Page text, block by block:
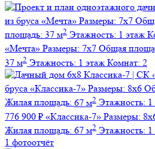
из бруса «Мечта» Размеры: 7х7
площадь: 37 м2 Этажность: 1 этаж
«Мечта» Размеры: 7х7 Общая
37 м2 Этажность: 1 этаж Комнат: 2
бруса «Классика-7» Размеры: 8х6
Жилая площадь: 67 м2 Этажность:
776 900 ₽ «Классика-7» Размеры:
Жилая площадь: 67 м2 Этажность:
1 фотоотчёт